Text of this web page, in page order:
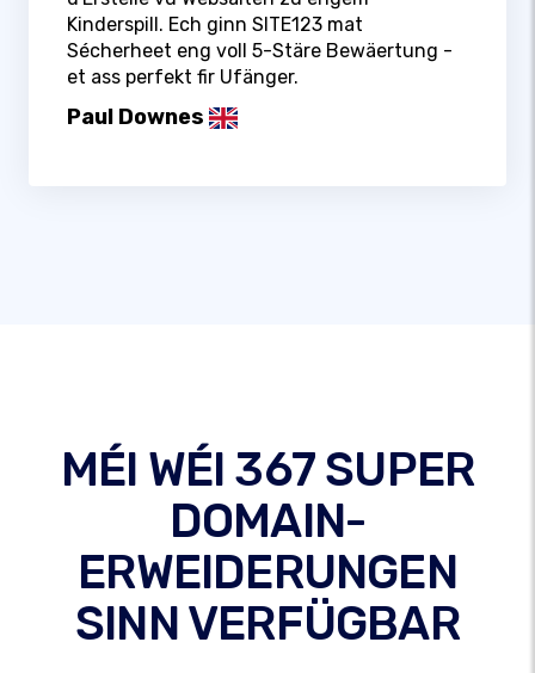
Kinderspill. Ech ginn SITE123 mat
Sécherheet eng voll 5-Stäre Bewäertung -
et ass perfekt fir Ufänger.
Paul Downes
MÉI WÉI 367 SUPER
DOMAIN-
ERWEIDERUNGEN
SINN VERFÜGBAR